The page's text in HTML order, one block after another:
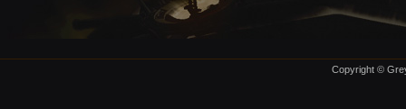
Copyright ©